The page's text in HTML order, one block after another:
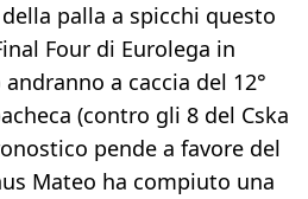
palla a spicchi questo
Four di Eurolega in
a caccia del 12°
(contro gli 8 del Cska
pende a favore del
Mateo ha compiuto una